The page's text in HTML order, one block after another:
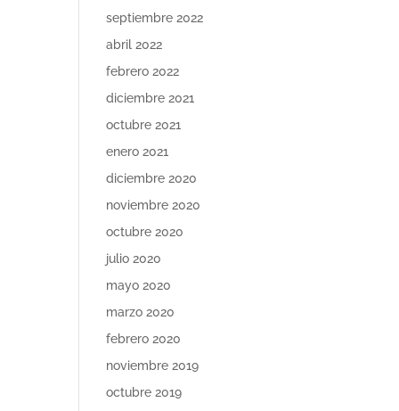
septiembre 2022
abril 2022
febrero 2022
diciembre 2021
octubre 2021
enero 2021
diciembre 2020
noviembre 2020
octubre 2020
julio 2020
mayo 2020
marzo 2020
febrero 2020
noviembre 2019
octubre 2019